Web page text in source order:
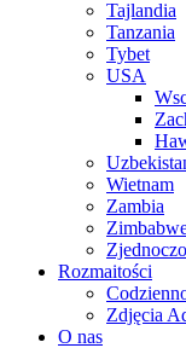
Tajlandia
Tanzania
Tybet
USA
Wietnam
Zambia
Rozmaitości
Zdjęcia
O nas